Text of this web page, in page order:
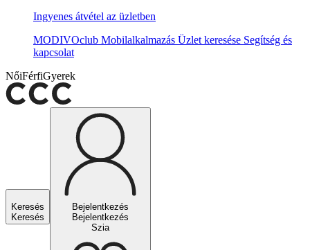
Ingyenes átvétel az üzletben
MODIVOclub Mobilalkalmazás Üzlet keresése Segítség és
kapcsolat
NőiFérfiGyerek
Keresés
Keresés
Bejelentkezés
Bejelentkezés
Szia